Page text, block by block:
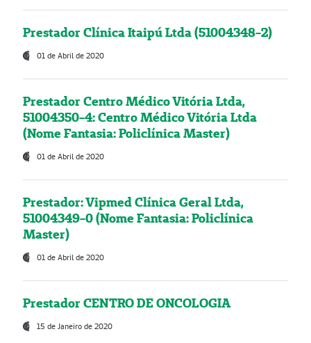
Prestador Clínica Itaipú Ltda (51004348-2)
01 de Abril de 2020
Prestador Centro Médico Vitória Ltda,
51004350-4: Centro Médico Vitória Ltda
(Nome Fantasia: Policlínica Master)
01 de Abril de 2020
Prestador: Vipmed Clínica Geral Ltda,
51004349-0 (Nome Fantasia: Policlínica
Master)
01 de Abril de 2020
Prestador CENTRO DE ONCOLOGIA
15 de Janeiro de 2020